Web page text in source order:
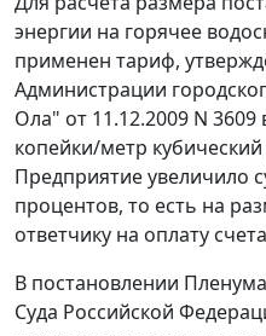
энергии на горячее
применен тариф,
Администрации
Ола" от 11.12.2009 N
копейки/метр
Предприятие увеличило
процентов, то есть на
ответчику на оплату
В постановлении
Суда Российской